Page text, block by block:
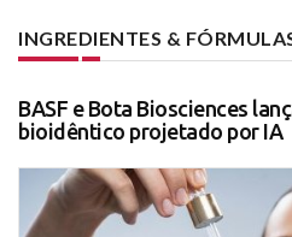
INGREDIENTES &
BASF e Bota Biosciences
bioidêntico projetado por IA